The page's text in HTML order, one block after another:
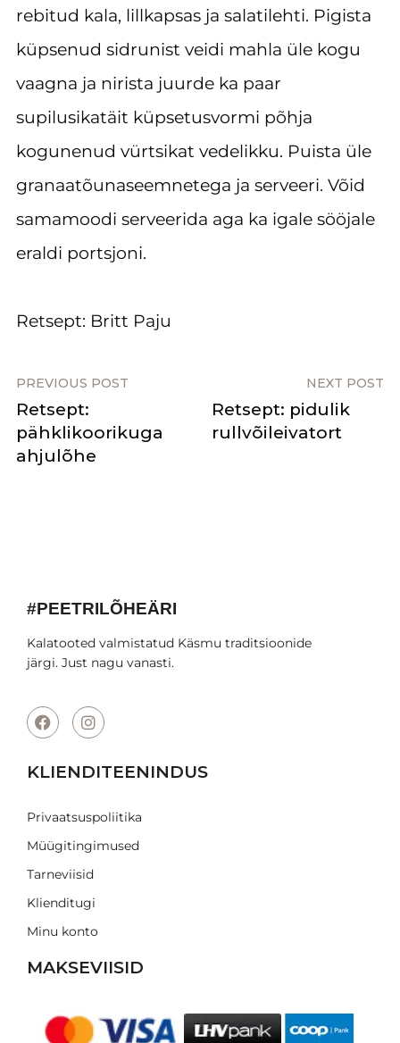
rebitud kala, lillkapsas ja salatilehti. Pigista
küpsenud sidrunist veidi mahla üle kogu
vaagna ja nirista juurde ka paar
supilusikatäit küpsetusvormi põhja
kogunenud vürtsikat vedelikku. Puista üle
granaatõunaseemnetega ja serveeri. Võid
samamoodi serveerida aga ka igale sööjale
eraldi portsjoni.
Retsept: Britt Paju
PREVIOUS POST NEXT POST
Retsept:
pähklikoorikuga
ahjulõhe
Retsept: pidulik
rullvõileivatort
#PEETRILÕHEÄRI
Kalatooted valmistatud Käsmu traditsioonide
järgi. Just nagu vanasti.
KLIENDITEENINDUS
Privaatsuspoliitika
Müügitingimused
Tarneviisid
Klienditugi
Minu konto
MAKSEVIISID